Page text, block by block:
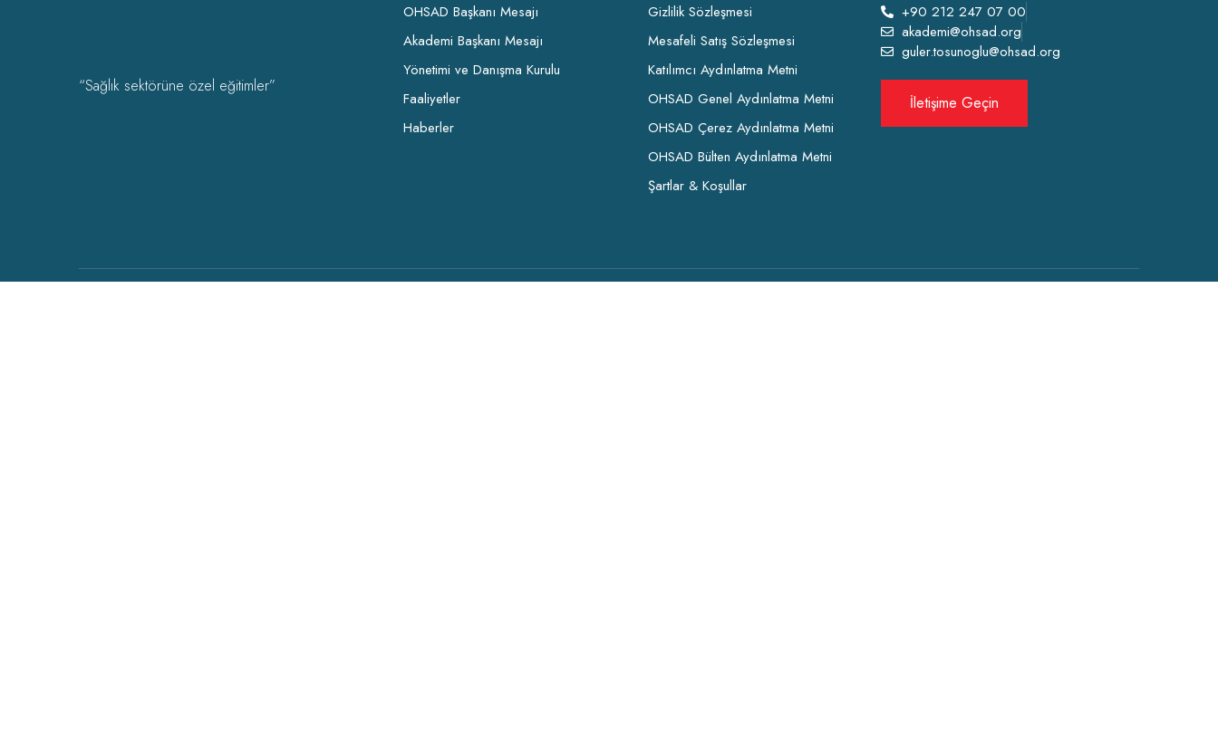
“Sağlık sektörüne özel eğitimler”
OHSAD Başkanı Mesajı
Akademi Başkanı Mesajı
Yönetimi ve Danışma Kurulu
Faaliyetler
Haberler
Gizlilik Sözleşmesi
Mesafeli Satış Sözleşmesi
Katılımcı Aydınlatma Metni
OHSAD Genel Aydınlatma Metni
OHSAD Çerez Aydınlatma Metni
OHSAD Bülten Aydınlatma Metni
Şartlar & Koşullar
+90 212 247 07 00
akademi@ohsad.org
guler.tosunoglu@ohsad.org
İletişime Geçin